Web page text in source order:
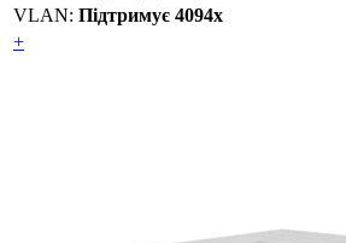
VLAN: Підтримує 4094х
+